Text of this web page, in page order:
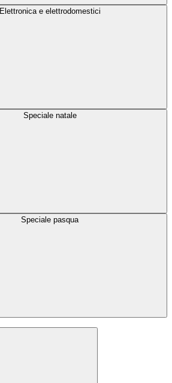
Elettronica e elettrodomestici
Speciale natale
Speciale pasqua